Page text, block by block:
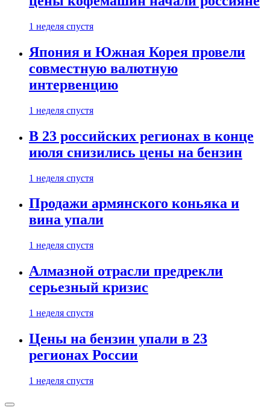
1 неделя спустя
Япония и Южная Корея провели
совместную валютную
интервенцию
1 неделя спустя
В 23 российских регионах в конце
июля снизились цены на бензин
1 неделя спустя
Продажи армянского коньяка и
вина упали
1 неделя спустя
Алмазной отрасли предрекли
серьезный кризис
1 неделя спустя
Цены на бензин упали в 23
регионах России
1 неделя спустя